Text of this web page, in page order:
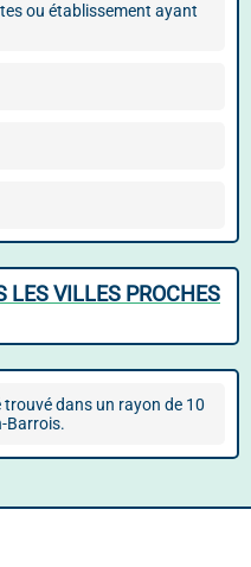
ou établissement ayant
LES VILLES PROCHES
dans un rayon de 10
Barrois.